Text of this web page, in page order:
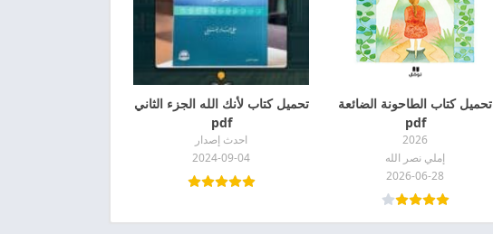
تحميل كتاب الطاحونة الضائعة
pdf
2026
إملي نصر الله
2026-06-28
تحميل كتاب لأنك الله الجزء الثاني
pdf
احدث إصدار
2024-09-04